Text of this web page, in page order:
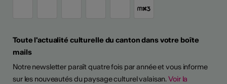
Toute l'actualité culturelle du canton dans votre boîte
mails
Notre newsletter paraît quatre fois par année et vous informe
sur les nouveautés du paysage culturel valaisan.Voir la